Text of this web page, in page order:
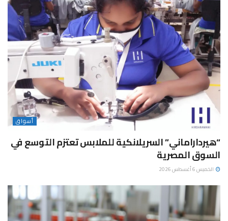
أسواق
“هيرداراماني” السريلانكية للملابس تعتزم التوسع في
السوق المصرية
الخميس 6 أغسطس 2026